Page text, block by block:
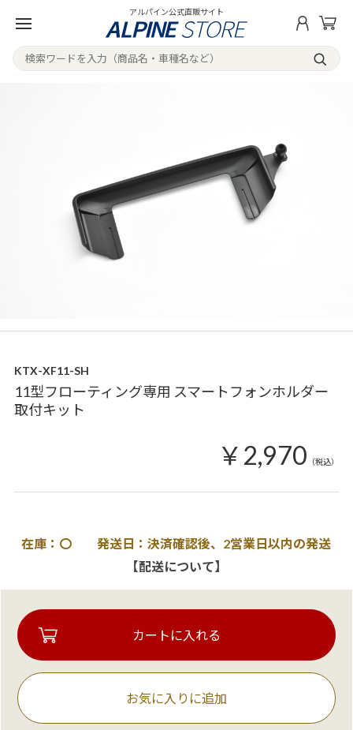
アルパイン公式直販サイト
KTX-XF11-SH
11型フローティング専用 スマートフォンホルダー
取付キット
￥2,970 （税込）
在庫：〇 発送日：決済確認後、2営業日以内の発送
【配送について】
お気に入りに追加